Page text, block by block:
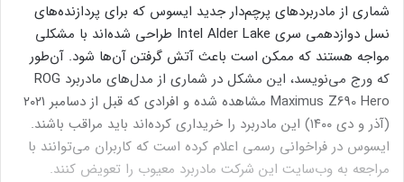
شماری از مادربردهای پرچم‌دار جدید ایسوس که برای پردازنده‌های
نسل دوازدهمی سری Intel Alder Lake طراحی شده‌اند با مشکلی
مواجه هستند که ممکن است باعث آتش گرفتن آن‌ها شود. آن‌طور
که ورج می‌نویسد، این مشکل در شماری از مدل‌های مادربرد ROG
Maximus Z690 Hero مشاهده شده و افرادی که قبل از دسامبر ۲۰۲۱
(آذر و دی ۱۴۰۰) این مادربرد را خریداری کرده‌اند باید مراقب باشند.
ایسوس در فراخوانی رسمی اعلام کرده است که کاربران می‌توانند با
مراجعه به وب‌سایت این شرکت مادربرد معیوب را تعویض کنند.